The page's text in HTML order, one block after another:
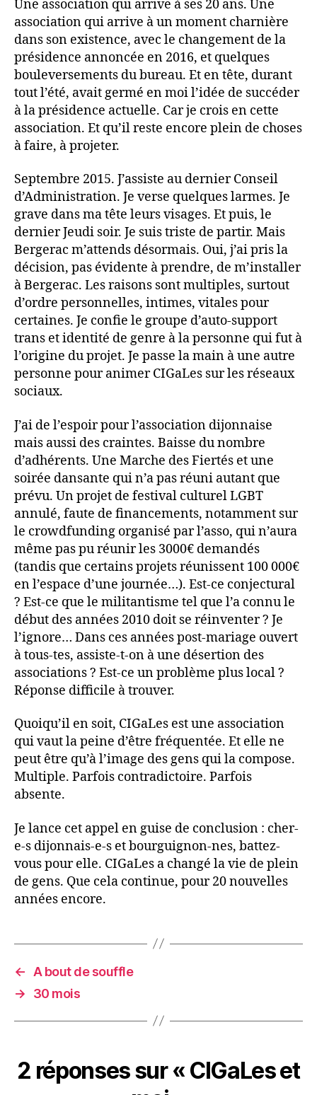
Une association qui arrive à ses 20 ans. Une
association qui arrive à un moment charnière
dans son existence, avec le changement de la
présidence annoncée en 2016, et quelques
bouleversements du bureau. Et en tête, durant
tout l’été, avait germé en moi l’idée de succéder
à la présidence actuelle. Car je crois en cette
association. Et qu’il reste encore plein de choses
à faire, à projeter.
Septembre 2015. J’assiste au dernier Conseil
d’Administration. Je verse quelques larmes. Je
grave dans ma tête leurs visages. Et puis, le
dernier Jeudi soir. Je suis triste de partir. Mais
Bergerac m’attends désormais. Oui, j’ai pris la
décision, pas évidente à prendre, de m’installer
à Bergerac. Les raisons sont multiples, surtout
d’ordre personnelles, intimes, vitales pour
certaines. Je confie le groupe d’auto-support
trans et identité de genre à la personne qui fut à
l’origine du projet. Je passe la main à une autre
personne pour animer CIGaLes sur les réseaux
sociaux.
J’ai de l’espoir pour l’association dijonnaise
mais aussi des craintes. Baisse du nombre
d’adhérents. Une Marche des Fiertés et une
soirée dansante qui n’a pas réuni autant que
prévu. Un projet de festival culturel LGBT
annulé, faute de financements, notamment sur
le crowdfunding organisé par l’asso, qui n’aura
même pas pu réunir les 3000€ demandés
(tandis que certains projets réunissent 100 000€
en l’espace d’une journée…). Est-ce conjectural
? Est-ce que le militantisme tel que l’a connu le
début des années 2010 doit se réinventer ? Je
l’ignore… Dans ces années post-mariage ouvert
à tous-tes, assiste-t-on à une désertion des
associations ? Est-ce un problème plus local ?
Réponse difficile à trouver.
Quoiqu’il en soit, CIGaLes est une association
qui vaut la peine d’être fréquentée. Et elle ne
peut être qu’à l’image des gens qui la compose.
Multiple. Parfois contradictoire. Parfois
absente.
Je lance cet appel en guise de conclusion : cher-
e-s dijonnais-e-s et bourguignon-nes, battez-
vous pour elle. CIGaLes a changé la vie de plein
de gens. Que cela continue, pour 20 nouvelles
années encore.
←
A bout de souffle
→
30 mois
2 réponses sur « CIGaLes et